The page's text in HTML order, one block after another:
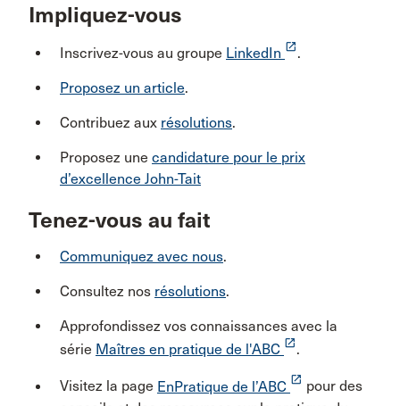
Impliquez-vous
Inscrivez-vous au groupe LinkedIn launch .
Proposez un article.
Contribuez aux résolutions.
Proposez une candidature pour le prix
d’excellence John-Tait
Tenez-vous au fait
Communiquez avec nous.
Consultez nos résolutions.
Approfondissez vos connaissances avec la
série Maîtres en pratique de l'ABC launch .
Visitez la page EnPratique de l’ABC launch pour des